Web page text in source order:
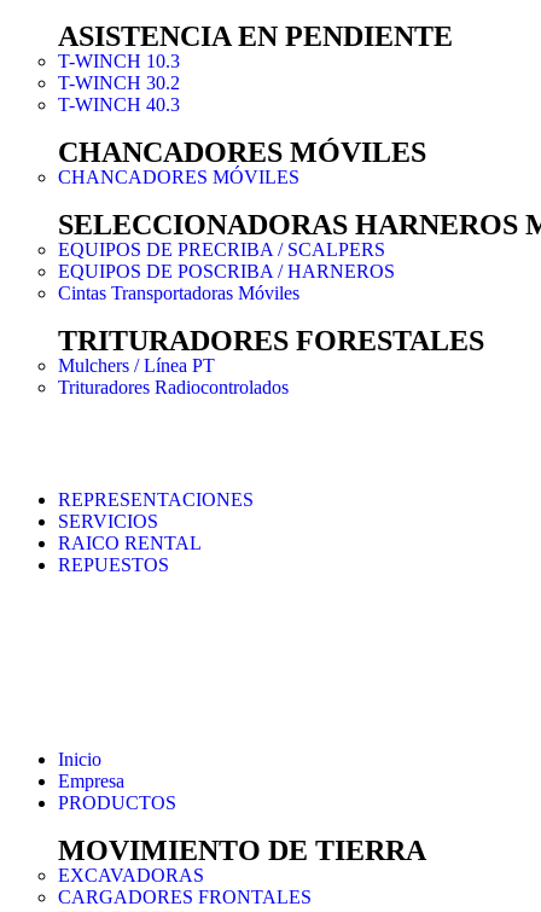
ASISTENCIA EN PENDIENTE
T-WINCH 10.3
T-WINCH 30.2
T-WINCH 40.3
CHANCADORES MÓVILES
CHANCADORES MÓVILES
SELECCIONADORAS HARNEROS
EQUIPOS DE PRECRIBA / SCALPERS
EQUIPOS DE POSCRIBA / HARNEROS
Cintas Transportadoras Móviles
TRITURADORES FORESTALES
Mulchers / Línea PT
Trituradores Radiocontrolados
REPRESENTACIONES
SERVICIOS
RAICO RENTAL
REPUESTOS
Inicio
Empresa
PRODUCTOS
MOVIMIENTO DE TIERRA
EXCAVADORAS
CARGADORES FRONTALES